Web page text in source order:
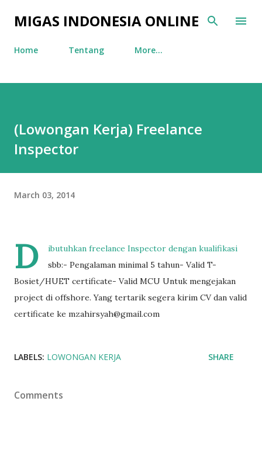
Skip to main content
MIGAS INDONESIA ONLINE
Home Tentang More…
(Lowongan Kerja) Freelance
Inspector
March 03, 2014
D
ibutuhkan freelance Inspector dengan kualifikasi
sbb:- Pengalaman minimal 5 tahun- Valid T-
Bosiet/HUET certificate- Valid MCU Untuk mengejakan
project di offshore. Yang tertarik segera kirim CV dan valid
certificate ke mzahirsyah@gmail.com
LABELS: LOWONGAN KERJA SHARE
Comments